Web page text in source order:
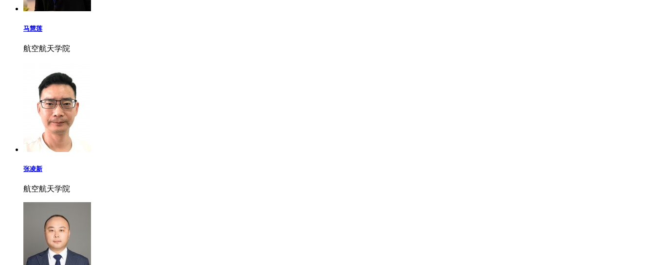
马慧莲
航空航天学院
张凌新
航空航天学院